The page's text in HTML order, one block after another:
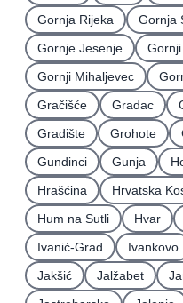
Gornja Rijeka
Gornja
Gornje Jesenje
Gornji Mihaljevec
Gračišće
Gradac
Gradište
Grohote
Gundinci
Gunja
Hrašćina
Hrvatska
Hum na Sutli
Hvar
Ivanić-Grad
Ivankovo
Jakšić
Jalžabet